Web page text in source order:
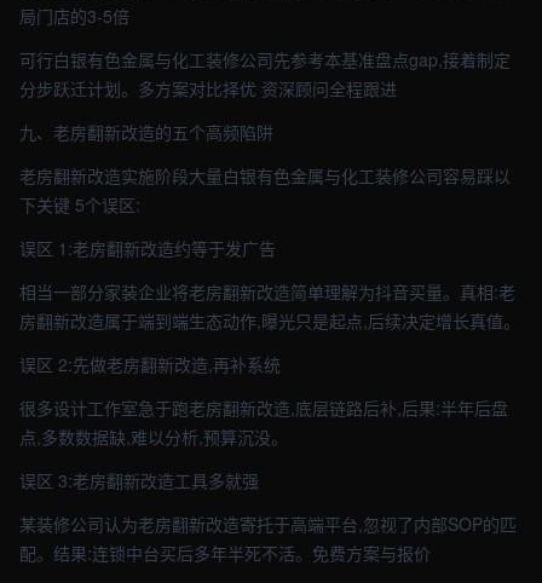
局门店的3-5倍
可行白银有色金属与化工装修公司先参考本基准盘点gap,接着制定
分步跃迁计划。多方案对比择优 资深顾问全程跟进
九、老房翻新改造的五个高频陷阱
老房翻新改造实施阶段大量白银有色金属与化工装修公司容易踩以
下关键 5个误区:
误区 1:老房翻新改造约等于发广告
相当一部分家装企业将老房翻新改造简单理解为抖音买量。真相:老
房翻新改造属于端到端生态动作,曝光只是起点,后续决定增长真值。
误区 2:先做老房翻新改造,再补系统
很多设计工作室急于跑老房翻新改造,底层链路后补,后果:半年后盘
点,多数数据缺,难以分析,预算沉没。
误区 3:老房翻新改造工具多就强
某装修公司认为老房翻新改造寄托于高端平台,忽视了内部SOP的匹
配。结果:连锁中台买后多年半死不活。免费方案与报价